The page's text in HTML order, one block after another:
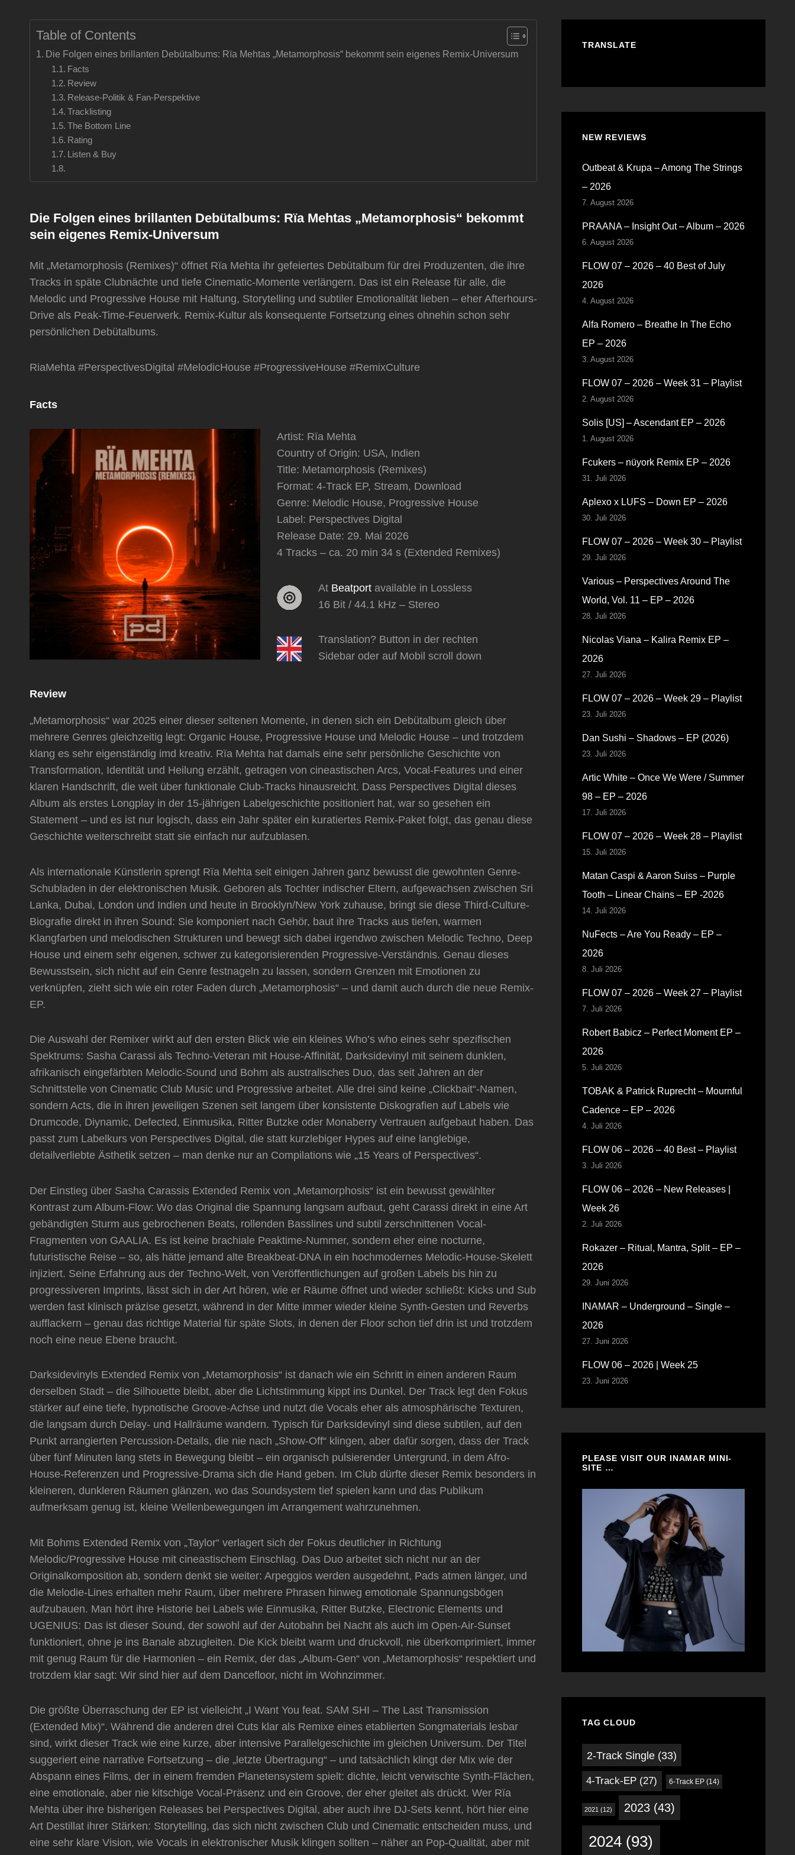
Table of Contents
Die Folgen eines brillanten Debütalbums: Rïa Mehtas „Metamorphosis“ bekommt sein eigenes Remix-Universum
Facts
Review
Release-Politik & Fan-Perspektive
Tracklisting
The Bottom Line
Rating
Listen & Buy
Die Folgen eines brillanten Debütalbums: Rïa Mehtas „Metamorphosis“ bekommt
sein eigenes Remix-Universum
Mit „Metamorphosis (Remixes)“ öffnet Rïa Mehta ihr gefeiertes Debütalbum für drei Produzenten, die ihre
Tracks in späte Clubnächte und tiefe Cinematic-Momente verlängern. Das ist ein Release für alle, die
Melodic und Progressive House mit Haltung, Storytelling und subtiler Emotionalität lieben – eher Afterhours-
Drive als Peak-Time-Feuerwerk. Remix-Kultur als konsequente Fortsetzung eines ohnehin schon sehr
persönlichen Debütalbums.
RiaMehta #PerspectivesDigital #MelodicHouse #ProgressiveHouse #RemixCulture
Facts
Artist: Rïa Mehta
Country of Origin: USA, Indien
Title: Metamorphosis (Remixes)
Format: 4-Track EP, Stream, Download
Genre: Melodic House, Progressive House
Label: Perspectives Digital
Release Date: 29. Mai 2026
4 Tracks – ca. 20 min 34 s (Extended Remixes)
At Beatport available in Lossless
16 Bit / 44.1 kHz – Stereo
Translation? Button in der rechten
Sidebar oder auf Mobil scroll down
Review
„Metamorphosis“ war 2025 einer dieser seltenen Momente, in denen sich ein Debütalbum gleich über
mehrere Genres gleichzeitig legt: Organic House, Progressive House und Melodic House – und trotzdem
klang es sehr eigenständig imd kreativ. Rïa Mehta hat damals eine sehr persönliche Geschichte von
Transformation, Identität und Heilung erzählt, getragen von cineastischen Arcs, Vocal-Features und einer
klaren Handschrift, die weit über funktionale Club-Tracks hinausreicht. Dass Perspectives Digital dieses
Album als erstes Longplay in der 15-jährigen Labelgeschichte positioniert hat, war so gesehen ein
Statement – und es ist nur logisch, dass ein Jahr später ein kuratiertes Remix-Paket folgt, das genau diese
Geschichte weiterschreibt statt sie einfach nur aufzublasen.
Als internationale Künstlerin sprengt Rïa Mehta seit einigen Jahren ganz bewusst die gewohnten Genre-
Schubladen in der elektronischen Musik. Geboren als Tochter indischer Eltern, aufgewachsen zwischen Sri
Lanka, Dubai, London und Indien und heute in Brooklyn/New York zuhause, bringt sie diese Third-Culture-
Biografie direkt in ihren Sound: Sie komponiert nach Gehör, baut ihre Tracks aus tiefen, warmen
Klangfarben und melodischen Strukturen und bewegt sich dabei irgendwo zwischen Melodic Techno, Deep
House und einem sehr eigenen, schwer zu kategorisierenden Progressive-Verständnis. Genau dieses
Bewusstsein, sich nicht auf ein Genre festnageln zu lassen, sondern Grenzen mit Emotionen zu
verknüpfen, zieht sich wie ein roter Faden durch „Metamorphosis“ – und damit auch durch die neue Remix-
EP.
Die Auswahl der Remixer wirkt auf den ersten Blick wie ein kleines Who’s who eines sehr spezifischen
Spektrums: Sasha Carassi als Techno-Veteran mit House-Affinität, Darksidevinyl mit seinem dunklen,
afrikanisch eingefärbten Melodic-Sound und Bohm als australisches Duo, das seit Jahren an der
Schnittstelle von Cinematic Club Music und Progressive arbeitet. Alle drei sind keine „Clickbait“-Namen,
sondern Acts, die in ihren jeweiligen Szenen seit langem über konsistente Diskografien auf Labels wie
Drumcode, Diynamic, Defected, Einmusika, Ritter Butzke oder Monaberry Vertrauen aufgebaut haben. Das
passt zum Labelkurs von Perspectives Digital, die statt kurzlebiger Hypes auf eine langlebige,
detailverliebte Ästhetik setzen – man denke nur an Compilations wie „15 Years of Perspectives“.
Der Einstieg über Sasha Carassis Extended Remix von „Metamorphosis“ ist ein bewusst gewählter
Kontrast zum Album-Flow: Wo das Original die Spannung langsam aufbaut, geht Carassi direkt in eine Art
gebändigten Sturm aus gebrochenen Beats, rollenden Basslines und subtil zerschnittenen Vocal-
Fragmenten von GAALIA. Es ist keine brachiale Peaktime-Nummer, sondern eher eine nocturne,
futuristische Reise – so, als hätte jemand alte Breakbeat-DNA in ein hochmodernes Melodic-House-Skelett
injiziert. Seine Erfahrung aus der Techno-Welt, von Veröffentlichungen auf großen Labels bis hin zu
progressiveren Imprints, lässt sich in der Art hören, wie er Räume öffnet und wieder schließt: Kicks und Sub
werden fast klinisch präzise gesetzt, während in der Mitte immer wieder kleine Synth-Gesten und Reverbs
aufflackern – genau das richtige Material für späte Slots, in denen der Floor schon tief drin ist und trotzdem
noch eine neue Ebene braucht.
Darksidevinyls Extended Remix von „Metamorphosis“ ist danach wie ein Schritt in einen anderen Raum
derselben Stadt – die Silhouette bleibt, aber die Lichtstimmung kippt ins Dunkel. Der Track legt den Fokus
stärker auf eine tiefe, hypnotische Groove-Achse und nutzt die Vocals eher als atmosphärische Texturen,
die langsam durch Delay- und Hallräume wandern. Typisch für Darksidevinyl sind diese subtilen, auf den
Punkt arrangierten Percussion-Details, die nie nach „Show-Off“ klingen, aber dafür sorgen, dass der Track
über fünf Minuten lang stets in Bewegung bleibt – ein organisch pulsierender Untergrund, in dem Afro-
House-Referenzen und Progressive-Drama sich die Hand geben. Im Club dürfte dieser Remix besonders in
kleineren, dunkleren Räumen glänzen, wo das Soundsystem tief spielen kann und das Publikum
aufmerksam genug ist, kleine Wellenbewegungen im Arrangement wahrzunehmen.
Mit Bohms Extended Remix von „Taylor“ verlagert sich der Fokus deutlicher in Richtung
Melodic/Progressive House mit cineastischem Einschlag. Das Duo arbeitet sich nicht nur an der
Originalkomposition ab, sondern denkt sie weiter: Arpeggios werden ausgedehnt, Pads atmen länger, und
die Melodie-Lines erhalten mehr Raum, über mehrere Phrasen hinweg emotionale Spannungsbögen
aufzubauen. Man hört ihre Historie bei Labels wie Einmusika, Ritter Butzke, Electronic Elements und
UGENIUS: Das ist dieser Sound, der sowohl auf der Autobahn bei Nacht als auch im Open-Air-Sunset
funktioniert, ohne je ins Banale abzugleiten. Die Kick bleibt warm und druckvoll, nie überkomprimiert, immer
mit genug Raum für die Harmonien – ein Remix, der das „Album-Gen“ von „Metamorphosis“ respektiert und
trotzdem klar sagt: Wir sind hier auf dem Dancefloor, nicht im Wohnzimmer.
Die größte Überraschung der EP ist vielleicht „I Want You feat. SAM SHI – The Last Transmission
(Extended Mix)“. Während die anderen drei Cuts klar als Remixe eines etablierten Songmaterials lesbar
sind, wirkt dieser Track wie eine kurze, aber intensive Parallelgeschichte im gleichen Universum. Der Titel
suggeriert eine narrative Fortsetzung – die „letzte Übertragung“ – und tatsächlich klingt der Mix wie der
Abspann eines Films, der in einem fremden Planetensystem spielt: dichte, leicht verwischte Synth-Flächen,
eine emotionale, aber nie kitschige Vocal-Präsenz und ein Groove, der eher gleitet als drückt. Wer Rïa
Mehta über ihre bisherigen Releases bei Perspectives Digital, aber auch ihre DJ-Sets kennt, hört hier eine
Art Destillat ihrer Stärken: Storytelling, das sich nicht zwischen Club und Cinematic entscheiden muss, und
eine sehr klare Vision, wie Vocals in elektronischer Musik klingen sollten – näher an Pop-Qualität, aber mit
TRANSLATE
NEW REVIEWS
Outbeat & Krupa – Among The Strings
– 2026
7. August 2026
PRAANA – Insight Out – Album – 2026
6. August 2026
FLOW 07 – 2026 – 40 Best of July
2026
4. August 2026
Alfa Romero – Breathe In The Echo
EP – 2026
3. August 2026
FLOW 07 – 2026 – Week 31 – Playlist
2. August 2026
Solis [US] – Ascendant EP – 2026
1. August 2026
Fcukers – nüyork Remix EP – 2026
31. Juli 2026
Aplexo x LUFS – Down EP – 2026
30. Juli 2026
FLOW 07 – 2026 – Week 30 – Playlist
29. Juli 2026
Various – Perspectives Around The
World, Vol. 11 – EP – 2026
28. Juli 2026
Nicolas Viana – Kalira Remix EP –
2026
27. Juli 2026
FLOW 07 – 2026 – Week 29 – Playlist
23. Juli 2026
Dan Sushi – Shadows – EP (2026)
23. Juli 2026
Artic White – Once We Were / Summer
98 – EP – 2026
17. Juli 2026
FLOW 07 – 2026 – Week 28 – Playlist
15. Juli 2026
Matan Caspi & Aaron Suiss – Purple
Tooth – Linear Chains – EP -2026
14. Juli 2026
NuFects – Are You Ready – EP –
2026
8. Juli 2026
FLOW 07 – 2026 – Week 27 – Playlist
7. Juli 2026
Robert Babicz – Perfect Moment EP –
2026
5. Juli 2026
TOBAK & Patrick Ruprecht – Mournful
Cadence – EP – 2026
4. Juli 2026
FLOW 06 – 2026 – 40 Best – Playlist
3. Juli 2026
FLOW 06 – 2026 – New Releases |
Week 26
2. Juli 2026
Rokazer – Ritual, Mantra, Split – EP –
2026
29. Juni 2026
INAMAR – Underground – Single –
2026
27. Juni 2026
FLOW 06 – 2026 | Week 25
23. Juni 2026
PLEASE VISIT OUR INAMAR MINI-
SITE …
TAG CLOUD
2-Track Single(33)
4-Track-EP (27) 6-Track EP(14)
2021 (12) 2023 (43)
2024 (93)